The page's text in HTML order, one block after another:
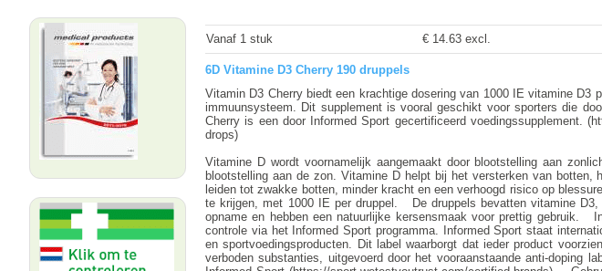
Vanaf 1 stuk € 14.63 excl.
6D Vitamine D3 Cherry 190 druppels
Vitamin D3 Cherry biedt een krachtige dosering van 1000 IE vitamine D3
immuunsysteem. Dit supplement is vooral geschikt voor sporters die
Cherry is een door Informed Sport gecertificeerd voedingssupplement.
drops)
Vitamine D wordt voornamelijk aangemaakt door blootstelling aan
blootstelling aan de zon. Vitamine D helpt bij het versterken van
leiden tot zwakke botten, minder kracht en een verhoogd risico op
te krijgen, met 1000 IE per druppel. De druppels bevatten vitamine
opname en hebben een natuurlijke kersensmaak voor prettig gebruik.
controle via het Informed Sport programma. Informed Sport staat
en sportvoedingsproducten. Dit label waarborgt dat ieder product
verboden substanties, uitgevoerd door het vooraanstaande anti-doping